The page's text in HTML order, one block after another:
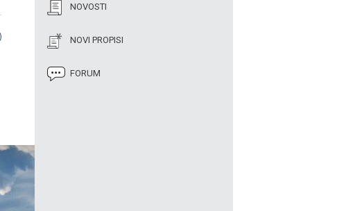
NOVOSTI
NOVI PROPISI
FORUM